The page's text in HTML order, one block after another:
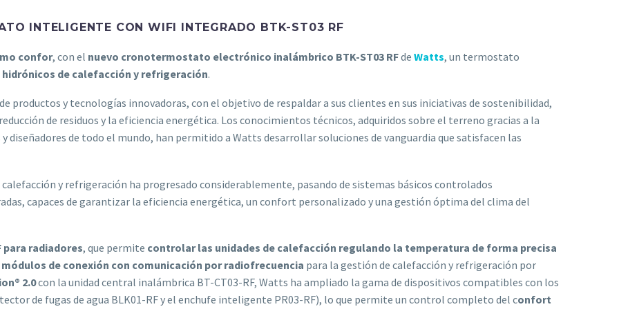
INTELIGENTE CON WIFI INTEGRADO BTK-ST03 RF
confor, con el nuevo cronotermostato electrónico inalámbrico BTK-ST03 RFde Watts, un termostato
de calefacción y refrigeración.
productos y tecnologías innovadoras, con el objetivo de respaldar a sus clientes en sus iniciativas de sostenibilidad,
de residuos y la eficiencia energética. Los conocimientos técnicos, adquiridos sobre el terreno gracias a la
de todo el mundo, han permitido a Watts desarrollar soluciones de vanguardia que satisfacen las
y refrigeración ha progresado considerablemente, pasando de sistemas básicos controlados
capaces de garantizar la eficiencia energética, un confort personalizado y una gestión óptima del clima del
radiadores, que permite controlar las unidades de calefacción regulando la temperatura de forma precisa
de conexión con comunicación por radiofrecuencia para la gestión de calefacción y refrigeración por
2.0con la unidad central inalámbrica BT-CT03-RF, Watts ha ampliado la gama de dispositivos compatibles con los
de fugas de agua BLK01-RF y el enchufe inteligente PR03-RF), lo que permite un control completo del confort